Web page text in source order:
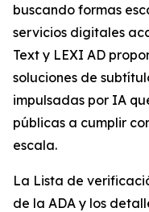
buscando formas
servicios digitales
Text y LEXI AD
soluciones de
impulsadas por IA
públicas a cumplir
escala.
La Lista de
de la ADA y los